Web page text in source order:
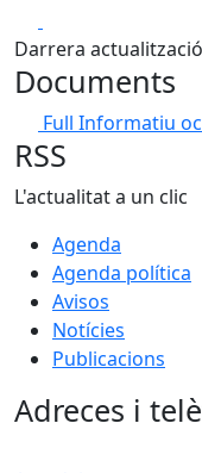
Darrera
Documents
Full Informatiu
RSS
L'actualitat a un clic
Agenda
Agenda política
Avisos
Notícies
Publicacions
Adreces i